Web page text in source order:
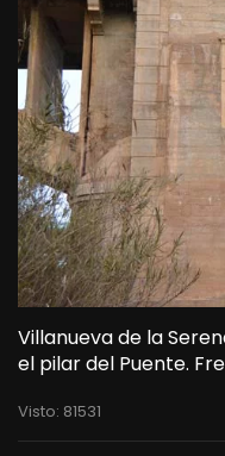
Villanueva de la
el pilar del Puente.
Visto: 81531